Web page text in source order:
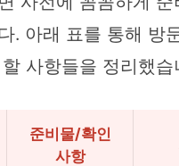
. 아래 표를 통해 방
사항들을 정리했습
준비물/확인
사항